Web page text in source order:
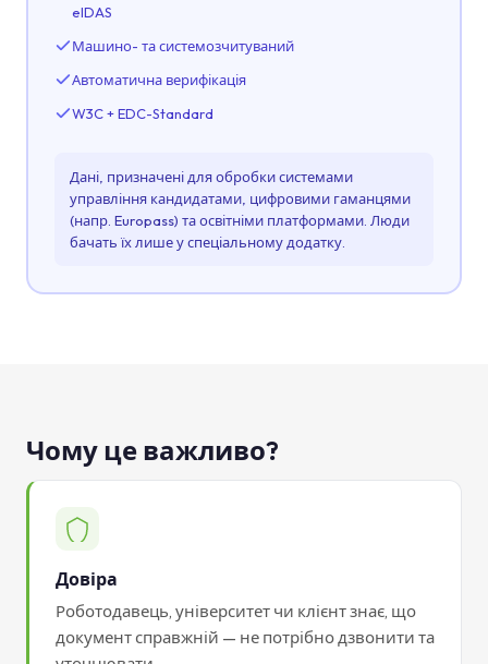
eIDAS
Машино- та системозчитуваний
Автоматична верифікація
W3C + EDC-Standard
Дані, призначені для обробки системами
управління кандидатами, цифровими гаманцями
(напр. Europass) та освітніми платформами. Люди
бачать їх лише у спеціальному додатку.
Чому це важливо?
Довіра
Роботодавець, університет чи клієнт знає, що
документ справжній — не потрібно дзвонити та